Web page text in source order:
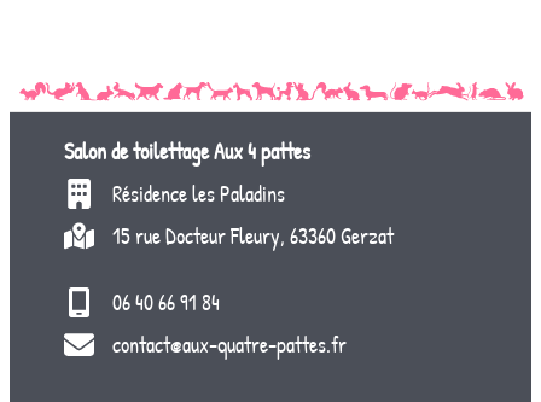
Salon de toilettageAux 4 pattes
Résidence les Paladins
15 rue Docteur Fleury, 63360 Gerzat
06 40 66 91 84
contact@aux-quatre-pattes.fr